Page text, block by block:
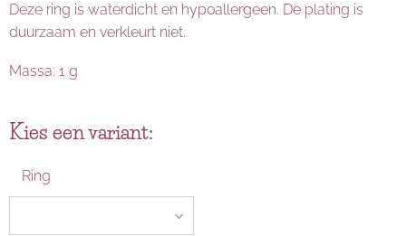
Deze ring is waterdicht en hypoallergeen. De plating is
duurzaam en verkleurt niet.
Massa: 1 g
Kies een variant:
Ring